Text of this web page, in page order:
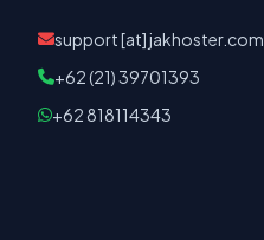
support [at] jakhoster.com
+62 (21) 39701393
+62 818114343